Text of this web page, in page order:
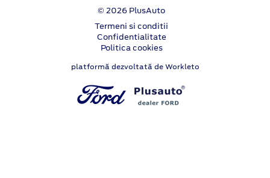
© 2026 PlusAuto
Termeni si conditii
Confidentialitate
Politica cookies
platformă dezvoltată de Workleto